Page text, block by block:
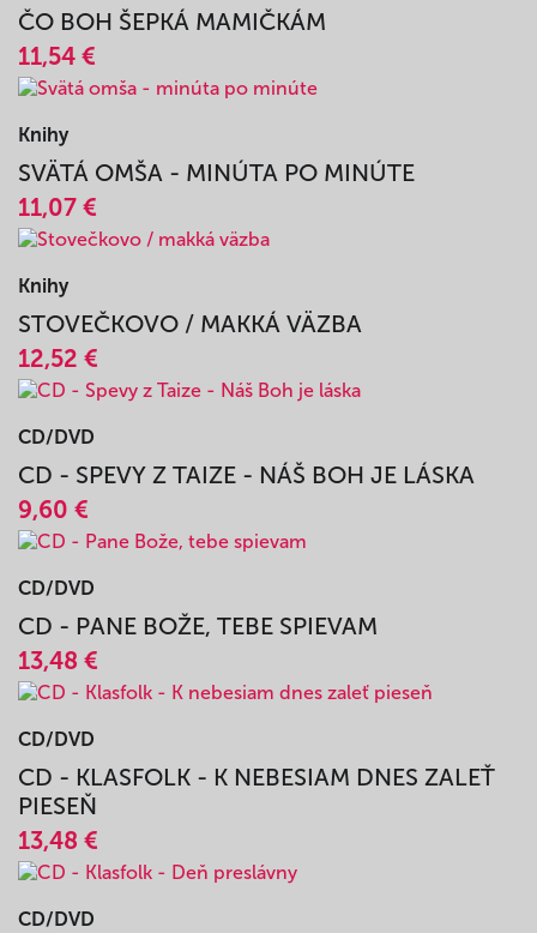
11,54 €
Knihy
ČO BOH ŠEPKÁ MAMIČKÁM
11,54 €
Knihy
SVÄTÁ OMŠA - MINÚTA PO MINÚTE
11,07 €
Knihy
STOVEČKOVO / MAKKÁ VÄZBA
12,52 €
CD/DVD
CD - SPEVY Z TAIZE - NÁŠ BOH JE LÁSKA
9,60 €
CD/DVD
CD - PANE BOŽE, TEBE SPIEVAM
13,48 €
CD/DVD
CD - KLASFOLK - K NEBESIAM DNES ZALEŤ
PIESEŇ